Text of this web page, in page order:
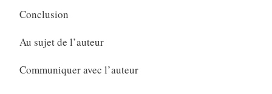
Conclusion
Au sujet de l’auteur
Communiquer avec l’auteur